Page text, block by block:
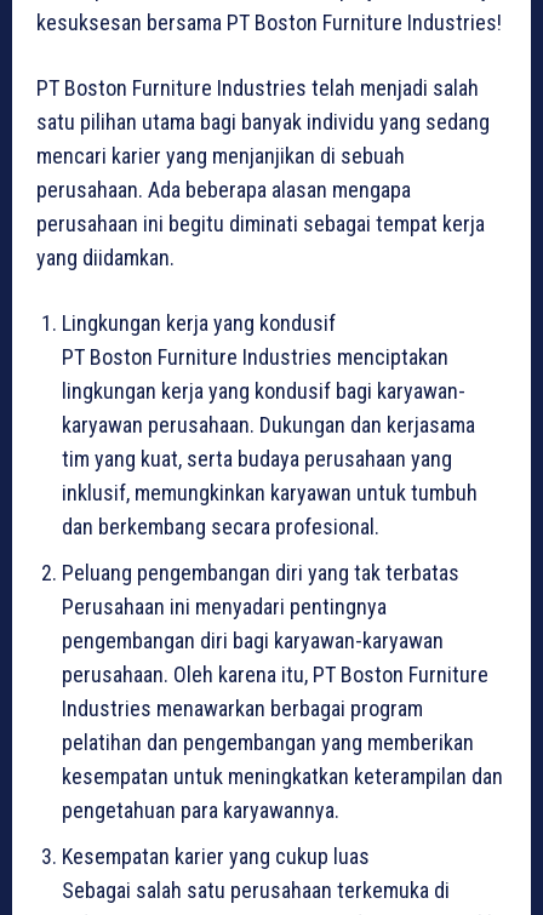
kesuksesan bersama PT Boston Furniture Industries!
PT Boston Furniture Industries telah menjadi salah
satu pilihan utama bagi banyak individu yang sedang
mencari karier yang menjanjikan di sebuah
perusahaan. Ada beberapa alasan mengapa
perusahaan ini begitu diminati sebagai tempat kerja
yang diidamkan.
Lingkungan kerja yang kondusif
PT Boston Furniture Industries menciptakan
lingkungan kerja yang kondusif bagi karyawan-
karyawan perusahaan. Dukungan dan kerjasama
tim yang kuat, serta budaya perusahaan yang
inklusif, memungkinkan karyawan untuk tumbuh
dan berkembang secara profesional.
Peluang pengembangan diri yang tak terbatas
Perusahaan ini menyadari pentingnya
pengembangan diri bagi karyawan-karyawan
perusahaan. Oleh karena itu, PT Boston Furniture
Industries menawarkan berbagai program
pelatihan dan pengembangan yang memberikan
kesempatan untuk meningkatkan keterampilan dan
pengetahuan para karyawannya.
Kesempatan karier yang cukup luas
Sebagai salah satu perusahaan terkemuka di